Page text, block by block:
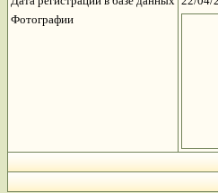
Фотографии